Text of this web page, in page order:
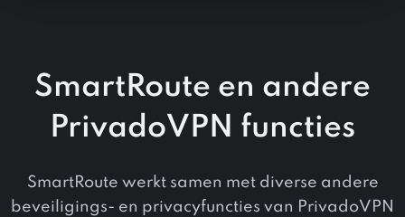
SmartRoute en andere
PrivadoVPN functies
SmartRoute werkt samen met diverse andere
beveiligings- en privacyfuncties van PrivadoVPN